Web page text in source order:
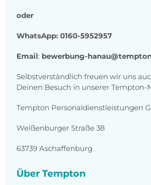
oder
WhatsApp: 0160-5952957
Email: bewerbung-
Selbstverständlich freuen wir uns
Deinen Besuch in unserer Tempton-
Tempton Personaldienstleistungen
Weißenburger Straße 38
63739 Aschaffenburg
Über Tempton